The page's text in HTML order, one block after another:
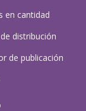
en cantidad
distribución
de publicación